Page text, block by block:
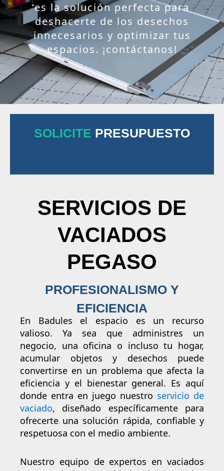
es la solución perfecta para
deshacerte de los desechos
innecesarios y optimizar tus
espacios. ¡contáctanos!
SOLICITE PRESUPUESTO
SERVICIOS DE
VACIADOS
PEGASO
PROFESIONALISMO Y
EFICIENCIA
En Badules el espacio es un recurso
valioso. Ya sea que administres un
negocio, una oficina o incluso tu hogar,
acumular objetos y desechos puede
convertirse en un problema que afecta la
eficiencia y el bienestar general. Es aquí
donde entra en juego nuestro servicio de
vaciado, diseñado específicamente para
ofrecerte una solución rápida, confiable y
respetuosa con el medio ambiente.
Nuestro equipo de expertos en vaciados